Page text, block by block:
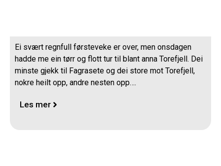
Ei svært regnfull førsteveke er over, men onsdagen
hadde me ein tørr og flott tur til blant anna Torefjell. Dei
minste gjekk til Fagrasete og dei store mot Torefjell,
nokre heilt opp, andre nesten opp….
Les mer